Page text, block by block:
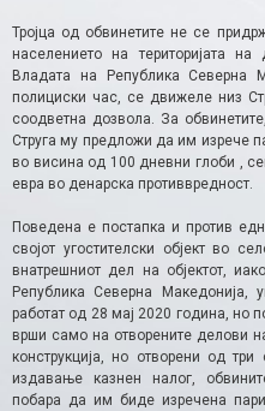
Тројца од обвинетите не се
населението на територијата
Владата на Република Северна
полициски час, се движеле низ
соодветна дозвола. За
Струга му предложи да им изрече
во висина од 100 дневни глоби ,
евра во денарска противвредност.
Поведена е постапка и против
својот угостителски објект во
внатрешниот дел на објектот,
Република Северна Македонија,
работат од 28 мај 2020 година, но
врши само на отворените делови
конструкција, но отворени од
издавање казнен налог,
побара да им биде изречена